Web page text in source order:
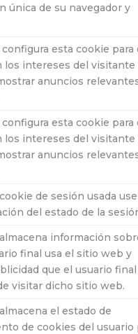
única de su navegador y
esta cookie para
los intereses del visitante
anuncios
esta cookie para
los intereses del visitante
anuncios
de sesión usada
del estado de la
información
final usa el sitio web y
que el usuario final
visitar dicho sitio web.
el estado de
de cookies del usuario